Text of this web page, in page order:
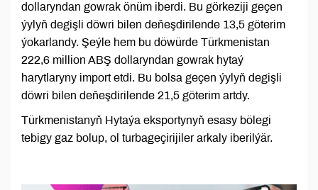
dollaryndan gowrak önüm iberdi. Bu görkeziji geçen
ýylyň degişli döwri bilen deňeşdirilende 13,5 göterim
ýokarlandy. Şeýle hem bu döwürde Türkmenistan
222,6 million ABŞ dollaryndan gowrak hytaý
harytlaryny import etdi. Bu bolsa geçen ýylyň degişli
döwri bilen deňeşdirilende 21,5 göterim artdy.
Türkmenistanyň Hytaýa eksportynyň esasy bölegi
tebigy gaz bolup, ol turbageçirijiler arkaly iberilýär.